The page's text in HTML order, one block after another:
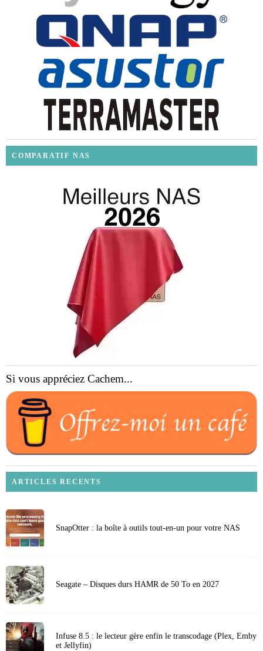
COMPARATIF NAS
Si vous appréciez Cachem...
ARTICLES RECENTS
SnapOtter : la boîte à outils tout-en-un pour votre NAS
Seagate – Disques durs HAMR de 50 To en 2027
Infuse 8.5 : le lecteur gère enfin le transcodage (Plex, Emby
et Jellyfin)